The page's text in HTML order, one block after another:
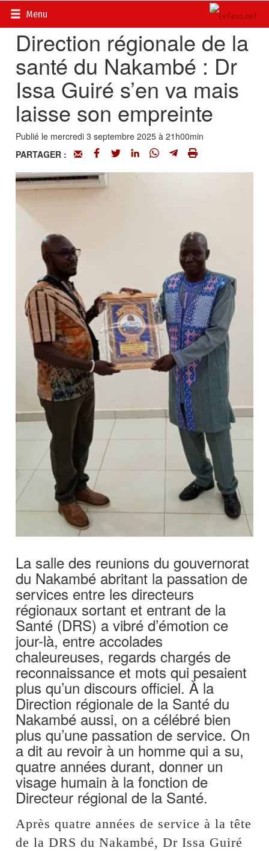
Menu
Accueil>
Direction régionale de la
santé du Nakambé : Dr
Issa Guiré s’en va mais
laisse son empreinte
Publié le mercredi 3 septembre 2025 à 21h00min
PARTAGER :
La salle des reunions du gouvernorat
du Nakambé abritant la passation de
services entre les directeurs
régionaux sortant et entrant de la
Santé (DRS) a vibré d’émotion ce
jour-là, entre accolades
chaleureuses, regards chargés de
reconnaissance et mots qui pesaient
plus qu’un discours officiel. À la
Direction régionale de la Santé du
Nakambé aussi, on a célébré bien
plus qu’une passation de service. On
a dit au revoir à un homme qui a su,
quatre années durant, donner un
visage humain à la fonction de
Directeur régional de la Santé.
Après quatre années de service à la tête
de la DRS du Nakambé, Dr Issa Guiré